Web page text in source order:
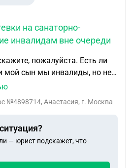
на санаторно-
инвалидам вне очереди
пожалуйста. Есть ли
мой сын мы инвалиды, но не
получить путёвки во
2-3 года... Хотя услугу как я
что можно сделать , чтоб
и мне и ему по
семье отец госслужащий
№4898714, Анастасия, г. Москва
— юрист подскажет, что